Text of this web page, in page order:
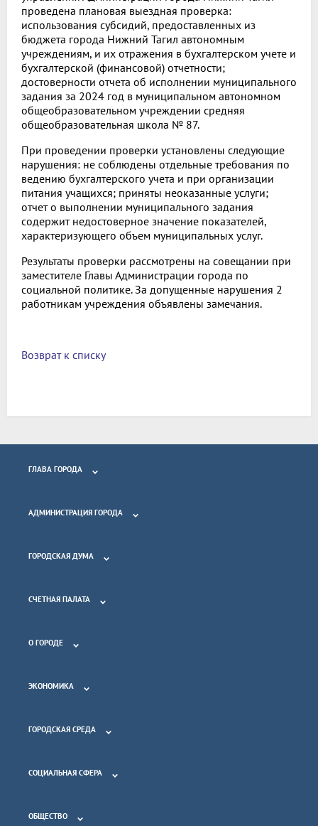
проведена плановая выездная проверка:
использования субсидий, предоставленных из
бюджета города Нижний Тагил автономным
учреждениям, и их отражения в бухгалтерском учете и
бухгалтерской (финансовой) отчетности;
достоверности отчета об исполнении муниципального
задания за 2024 год в муниципальном автономном
общеобразовательном учреждении средняя
общеобразовательная школа № 87.
При проведении проверки установлены следующие
нарушения: не соблюдены отдельные требования по
ведению бухгалтерского учета и при организации
питания учащихся; приняты неоказанные услуги;
отчет о выполнении муниципального задания
содержит недостоверное значение показателей,
характеризующего объем муниципальных услуг.
Результаты проверки рассмотрены на совещании при
заместителе Главы Администрации города по
социальной политике. За допущенные нарушения 2
работникам учреждения объявлены замечания.
Возврат к списку
ГЛАВА ГОРОДА
АДМИНИСТРАЦИЯ ГОРОДА
ГОРОДСКАЯ ДУМА
СЧЕТНАЯ ПАЛАТА
О ГОРОДЕ
ЭКОНОМИКА
ГОРОДСКАЯ СРЕДА
СОЦИАЛЬНАЯ СФЕРА
ОБЩЕСТВО